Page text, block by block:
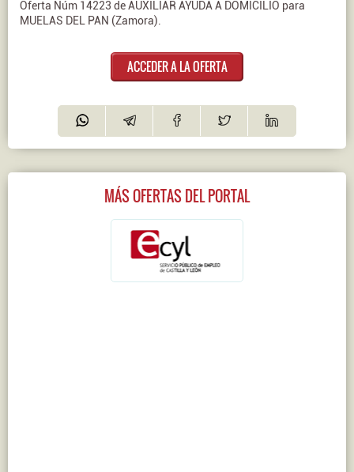
Oferta Núm 14223 de AUXILIAR AYUDA A DOMICILIO para
MUELAS DEL PAN (Zamora).
ACCEDER A LA OFERTA
MÁS OFERTAS DEL PORTAL